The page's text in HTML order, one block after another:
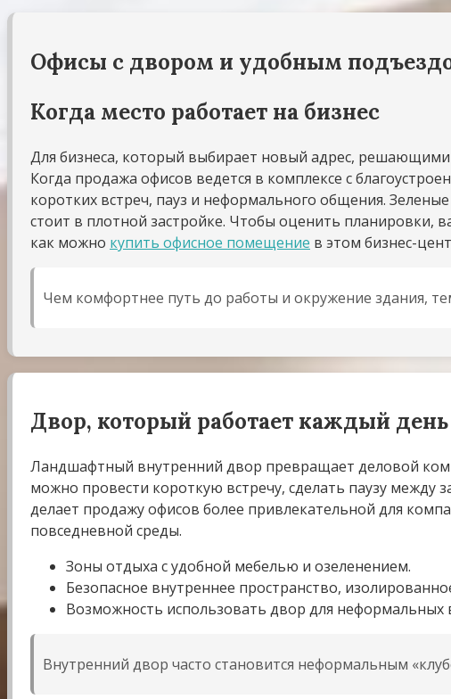
Офисы с двором и удобным
Когда место работает на бизнес
Для бизнеса, который выбирает новый адрес, решающими
Когда продажа офисов ведется в комплексе с
коротких встреч, пауз и неформального общения.
стоит в плотной застройке. Чтобы оценить планировки,
как можно купить офисное помещение в этом бизнес-
Чем комфортнее путь до работы и окружение здания,
Двор, который работает каждый день
Ландшафтный внутренний двор превращает деловой
можно провести короткую встречу, сделать паузу между
делает продажу офисов более привлекательной для
повседневной среды.
Зоны отдыха с удобной мебелью и озеленением.
Безопасное внутреннее пространство,
Возможность использовать двор для неформальных
Внутренний двор часто становится неформальным